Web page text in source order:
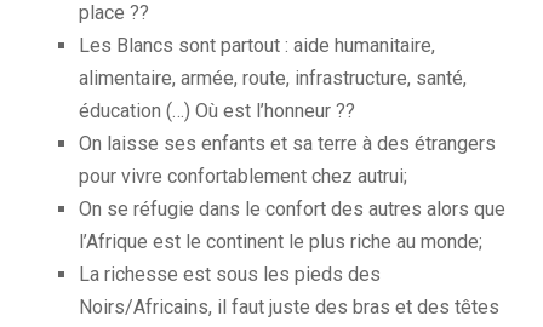
place ??
Les Blancs sont partout : aide humanitaire,
alimentaire, armée, route, infrastructure, santé,
éducation (…) Où est l’honneur ??
On laisse ses enfants et sa terre à des étrangers
pour vivre confortablement chez autrui;
On se réfugie dans le confort des autres alors que
l’Afrique est le continent le plus riche au monde;
La richesse est sous les pieds des
Noirs/Africains, il faut juste des bras et des têtes